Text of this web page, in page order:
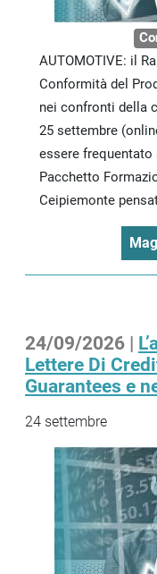
AUTOMOTIVE: il
Conformità del
nei confronti della
25 settembre
essere frequentato
Pacchetto
Ceipiemonte
24/09/2026 |
Lettere Di
Guarantees e
24 settembre